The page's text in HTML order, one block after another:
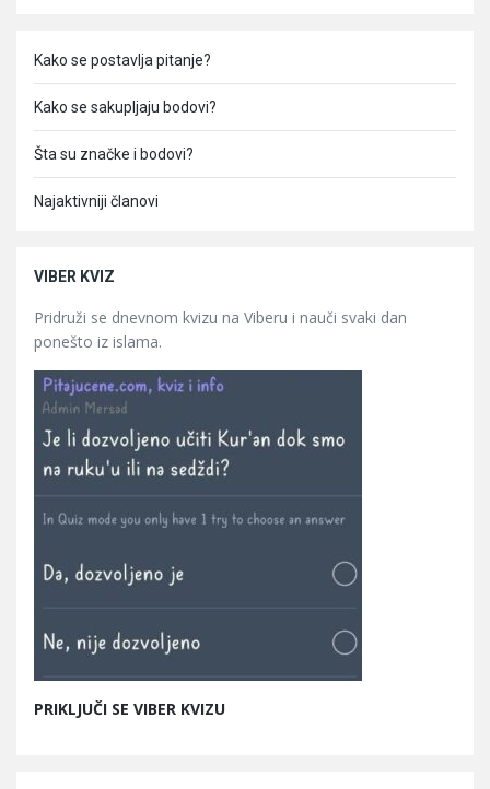
Kako se postavlja pitanje?
Kako se sakupljaju bodovi?
Šta su značke i bodovi?
Najaktivniji članovi
VIBER KVIZ
Pridruži se dnevnom kvizu na Viberu i nauči svaki dan
ponešto iz islama.
PRIKLJUČI SE VIBER KVIZU